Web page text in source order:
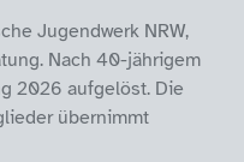
Jugendwerk NRW,
Nach 40-jährigem
2026 aufgelöst. Die
übernimmt